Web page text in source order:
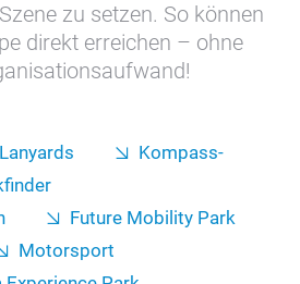
zu setzen. So können
direkt erreichen – ohne
Lanyards
Kompass-
Future Mobility Park
Motorsport